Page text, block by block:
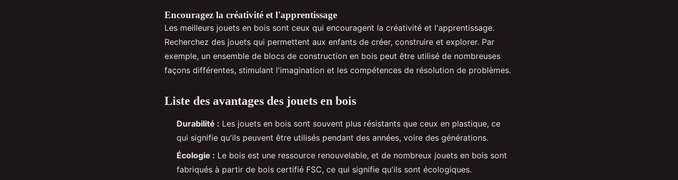
Encouragez la créativité et l'apprentissage
Les meilleurs jouets en bois sont ceux qui encouragent la créativité et l'apprentissage.
Recherchez des jouets qui permettent aux enfants de créer, construire et explorer. Par
exemple, un ensemble de blocs de construction en bois peut être utilisé de nombreuses
façons différentes, stimulant l'imagination et les compétences de résolution de problèmes.
Liste des avantages des jouets en bois
Durabilité : Les jouets en bois sont souvent plus résistants que ceux en plastique, ce
qui signifie qu'ils peuvent être utilisés pendant des années, voire des générations.
Écologie : Le bois est une ressource renouvelable, et de nombreux jouets en bois sont
fabriqués à partir de bois certifié FSC, ce qui signifie qu'ils sont écologiques.